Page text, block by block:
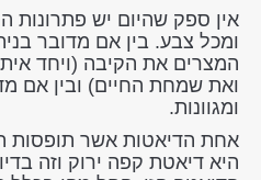
אין ספק שהיום יש פתרונות
ומכל צבע. בין אם מדובר
המצרים את הקיבה (ויחד
ואת שמחת החיים) ובין אם
ומגוונות.
אחת הדיאטות אשר תופסות
היא דיאטת קפה ירוק וזה